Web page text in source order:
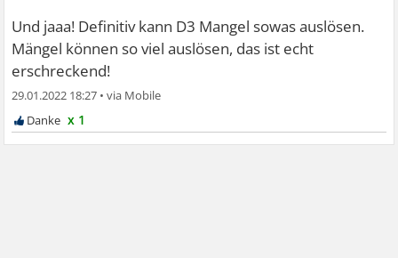
Und jaaa! Definitiv kann D3 Mangel sowas auslösen.
Mängel können so viel auslösen, das ist echt
erschreckend!
29.01.2022 18:27 •
x 1